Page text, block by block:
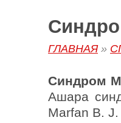
ГЛАВНАЯ»
Синдром
Ашара
Marfan В. J.